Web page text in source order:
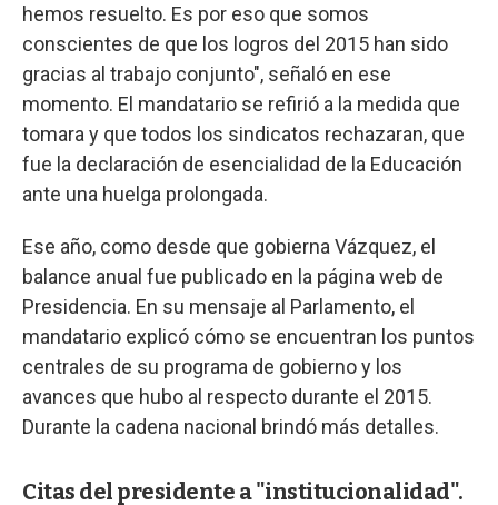
hemos resuelto. Es por eso que somos
conscientes de que los logros del 2015 han sido
gracias al trabajo conjunto", señaló en ese
momento. El mandatario se refirió a la medida que
tomara y que todos los sindicatos rechazaran, que
fue la declaración de esencialidad de la Educación
ante una huelga prolongada.
Ese año, como desde que gobierna Vázquez, el
balance anual fue publicado en la página web de
Presidencia. En su mensaje al Parlamento, el
mandatario explicó cómo se encuentran los puntos
centrales de su programa de gobierno y los
avances que hubo al respecto durante el 2015.
Durante la cadena nacional brindó más detalles.
Citas del presidente a "institucionalidad".